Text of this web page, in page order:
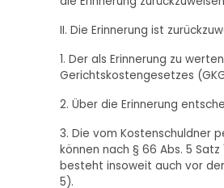
II. Die Erinnerung ist
1. Der als Erinnerung zu
Gerichtskostengesetzes
2. Über die Erinnerung
3. Die vom Kostenschuldner
können nach § 66 Abs. 5
besteht insoweit auch vor
5).